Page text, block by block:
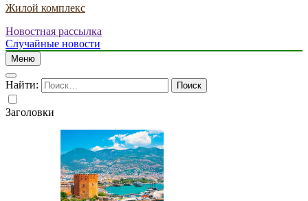
Жилой комплекс
Новостная рассылка
Случайные новости
Меню
Найти:
Заголовки